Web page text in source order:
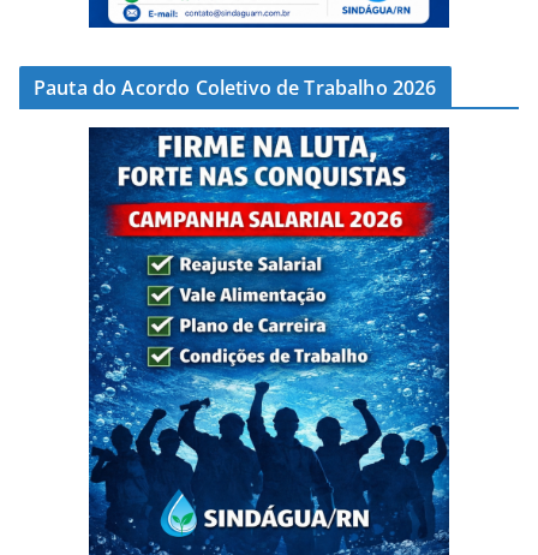
Pauta do Acordo Coletivo de Trabalho 2026